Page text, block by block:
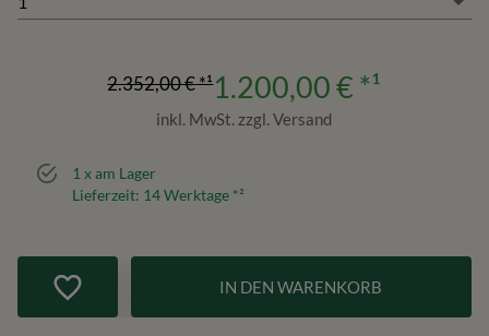
2.352,00 €*¹1.200,00 € *¹
inkl. MwSt. zzgl. Versand
1x am Lager
Lieferzeit: 14Werktage *²
IN DEN WARENKORB